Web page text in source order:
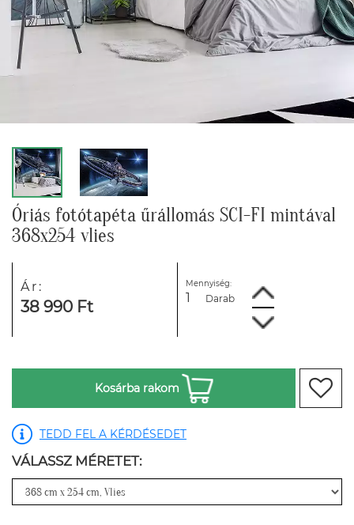
Óriás fotótapéta űrállomás SCI-FI mintával
368x254 vlies
Ár:
38 990 Ft
Mennyiség:
Darab
Kosárba rakom
TEDD FEL A KÉRDÉSEDET
VÁLASSZ MÉRETET: